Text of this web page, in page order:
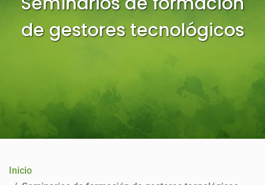
SERVICIOS
COMUNICACIÓN
CONTACTO
de gestores tecnológicos
Inicio